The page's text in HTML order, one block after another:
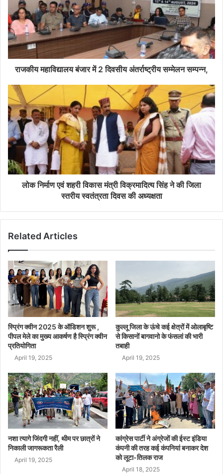
राजकीय महाविद्यालय बंजार में 2 दिवसीय अंतर्राष्ट्रीय सम्मेलन सम्पन्न,
लोक निर्माण एवं शहरी विकास मंत्री विक्रमादित्य सिंह ने की जिला
स्तरीय स्वतंत्रता दिवस की अध्यक्षता
Related Articles
स्प्रिंग क्वीन 2025 के ऑडिशन शुरू ,
पीपल मेले का मुख्य आकर्षण है स्प्रिंग क्वीन
प्रतियोगिता
April 19, 2025
कुल्लू जिला के ऊंचे कई क्षेत्रों में ओलाबृष्टि
से किसानों बागवानो के फंसलां की भारी
तबाही
April 19, 2025
नशा त्यागे जिंदगी नहीं, थीम पर छात्रों ने
निकाली जागरूकता रैली
April 19, 2025
कांग्रेस पार्टी ने अंग्रेजों की ईस्ट इंडिया
कंपनी की तरह कई कंपनियां बनाकर देश
को लूटा-तिलक राज
April 18, 2025